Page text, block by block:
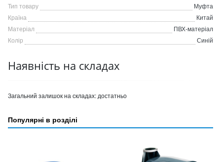
Тип товару
Муфта
Країна
Китай
Матеріал
ПВХ-матеріал
Колір
Синій
Наявність на складах
Загальний залишок на складах: достатньо
Популярні в розділі